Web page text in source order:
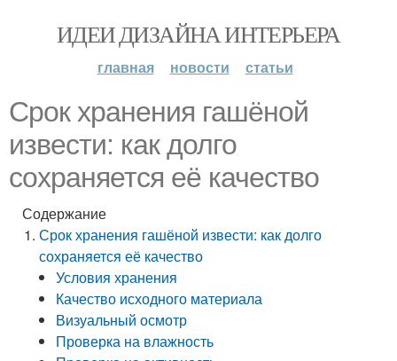
ИДЕИ ДИЗАЙНА ИНТЕРЬЕРА
главная новости статьи
Срок хранения гашёной
извести: как долго
сохраняется её качество
Содержание
Срок хранения гашёной извести: как долго
сохраняется её качество
Условия хранения
Качество исходного материала
Визуальный осмотр
Проверка на влажность